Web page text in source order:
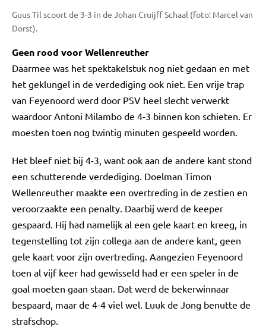
Guus Til scoort de 3-3 in de Johan Cruijff Schaal (foto: Marcel van
Dorst).
Geen rood voor Wellenreuther
Daarmee was het spektakelstuk nog niet gedaan en met
het geklungel in de verdediging ook niet. Een vrije trap
van Feyenoord werd door PSV heel slecht verwerkt
waardoor Antoni Milambo de 4-3 binnen kon schieten. Er
moesten toen nog twintig minuten gespeeld worden.
Het bleef niet bij 4-3, want ook aan de andere kant stond
een schutterende verdediging. Doelman Timon
Wellenreuther maakte een overtreding in de zestien en
veroorzaakte een penalty. Daarbij werd de keeper
gespaard. Hij had namelijk al een gele kaart en kreeg, in
tegenstelling tot zijn collega aan de andere kant, geen
gele kaart voor zijn overtreding. Aangezien Feyenoord
toen al vijf keer had gewisseld had er een speler in de
goal moeten gaan staan. Dat werd de bekerwinnaar
bespaard, maar de 4-4 viel wel. Luuk de Jong benutte de
strafschop.